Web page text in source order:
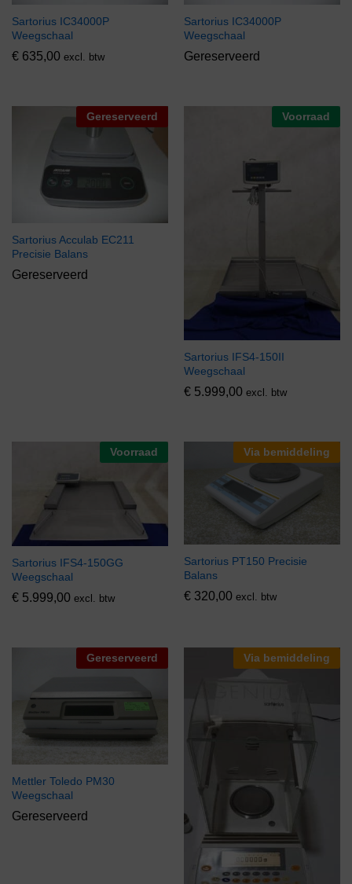
Sartorius IC34000P
Weegschaal
€ 635,00 excl. btw
Sartorius IC34000P
Weegschaal
Gereserveerd
Gereserveerd
Sartorius Acculab EC211
Precisie Balans
Gereserveerd
Voorraad
Sartorius IFS4-150II
Weegschaal
€ 5.999,00 excl. btw
Voorraad
Sartorius IFS4-150GG
Weegschaal
€ 5.999,00 excl. btw
Via bemiddeling
Sartorius PT150 Precisie
Balans
€ 320,00 excl. btw
Gereserveerd
Mettler Toledo PM30
Weegschaal
Gereserveerd
Via bemiddeling